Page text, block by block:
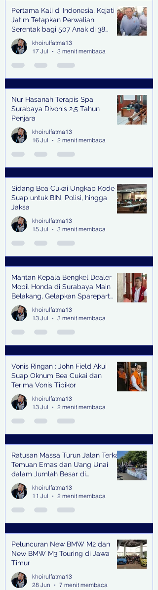
Pertama Kali di Indonesia, Kejati
Jatim Tetapkan Perwalian
Serentak bagi 507 Anak di 38
Kabupaten & Kota
khoirulfatma13
17 Jul
3 menit membaca
Nur Hasanah Terapis Spa
Surabaya Divonis 2,5 Tahun
Penjara
khoirulfatma13
16 Jul
2 menit membaca
Sidang Bea Cukai Ungkap Kode
Suap untuk BIN, Polisi, hingga
Jaksa
khoirulfatma13
15 Jul
3 menit membaca
Mantan Kepala Bengkel Dealer
Mobil Honda di Surabaya Main
Belakang, Gelapkan Sparepart
Senilai Rp 1,9 Miliar
khoirulfatma13
13 Jul
3 menit membaca
Vonis Ringan : John Field Akui
Suap Oknum Bea Cukai dan
Terima Vonis Tipikor
khoirulfatma13
13 Jul
2 menit membaca
Ratusan Massa Turun Jalan Terkait
Temuan Emas dan Uang Unai
dalam Jumlah Besar di
Lingkungan Jampidsus Kejaksaan
Agung RI di Jakarta
khoirulfatma13
11 Jul
2 menit membaca
Peluncuran New BMW M2 dan
New BMW M3 Touring di Jawa
Timur
khoirulfatma13
28 Jun
7 menit membaca